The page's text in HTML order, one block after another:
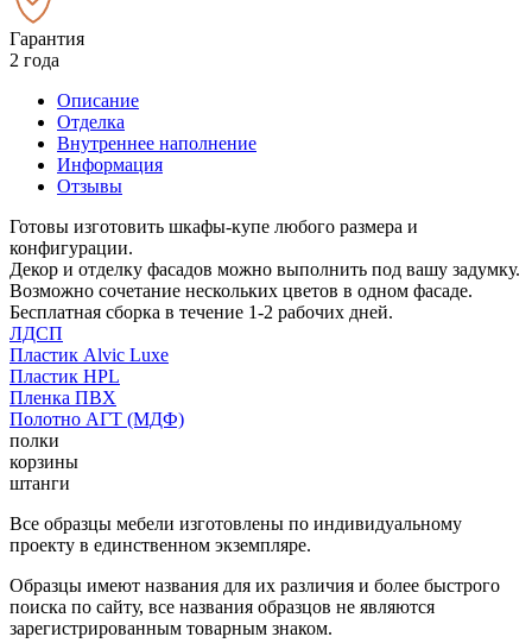
Гарантия
2 года
Описание
Отделка
Внутреннее наполнение
Информация
Отзывы
Готовы изготовить шкафы-купе любого размера и
конфигурации.
Декор и отделку фасадов можно выполнить под вашу задумку.
Возможно сочетание нескольких цветов в одном фасаде.
Бесплатная сборка в течение 1-2 рабочих дней.
ЛДСП
Пластик Alvic Luxe
Пластик HPL
Пленка ПВХ
Полотно АГТ (МДФ)
полки
корзины
штанги
Все образцы мебели изготовлены по индивидуальному
проекту в единственном экземпляре.
Образцы имеют названия для их различия и более быстрого
поиска по сайту, все названия образцов не являются
зарегистрированным товарным знаком.